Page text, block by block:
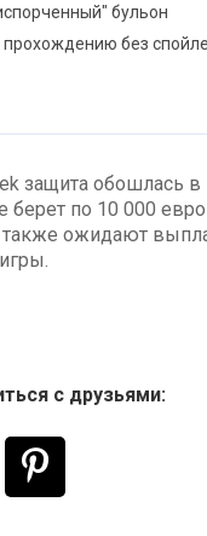
бульон
прохождению без
защита
берет по 10 000
также ожидают
с друзьями: